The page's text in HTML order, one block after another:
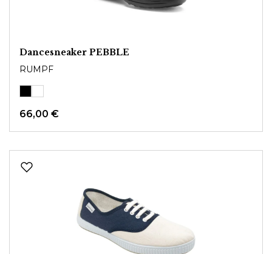
Dancesneaker PEBBLE
RUMPF
66,00 €